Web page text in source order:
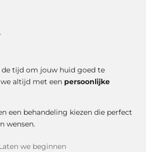
tijd om jouw huid goed te
altijd met een persoonlijke
een behandeling kiezen die perfect
wensen.
we beginnen